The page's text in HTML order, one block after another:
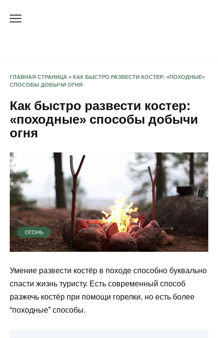
ГЛАВНАЯ СТРАНИЦА » КАК БЫСТРО РАЗВЕСТИ КОСТЕР: «ПОХОДНЫЕ‎»
СПОСОБЫ ДОБЫЧИ ОГНЯ
Как быстро развести костер:
«походные‎» способы добычи
огня
ОГОНЬ
Умение развести костёр в походе способно буквально
спасти жизнь туристу. Есть современный способ
разжечь костёр при помощи горелки, но есть более
“походные” способы.